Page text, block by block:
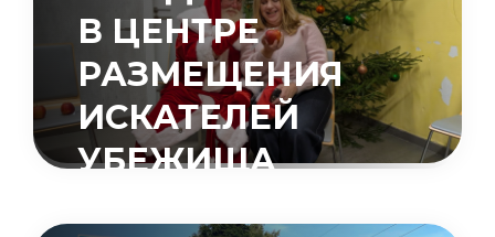
В ЦЕНТРЕ
РАЗМЕЩЕНИЯ
ИСКАТЕЛЕЙ
УБЕЖИЩА